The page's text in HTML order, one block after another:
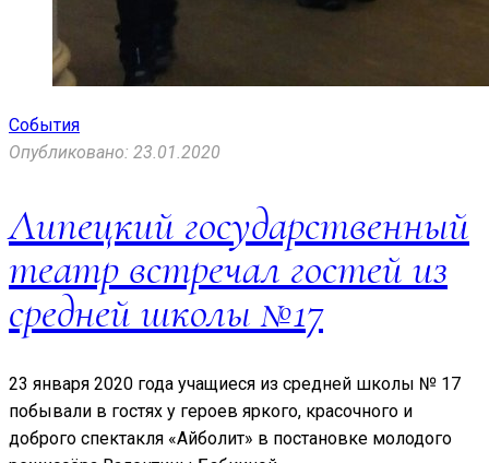
События
Опубликовано: 23.01.2020
Липецкий государственный
театр встречал гостей из
средней школы №17
23 января 2020 года учащиеся из средней школы № 17
побывали в гостях у героев яркого, красочного и
доброго спектакля «Айболит» в постановке молодого